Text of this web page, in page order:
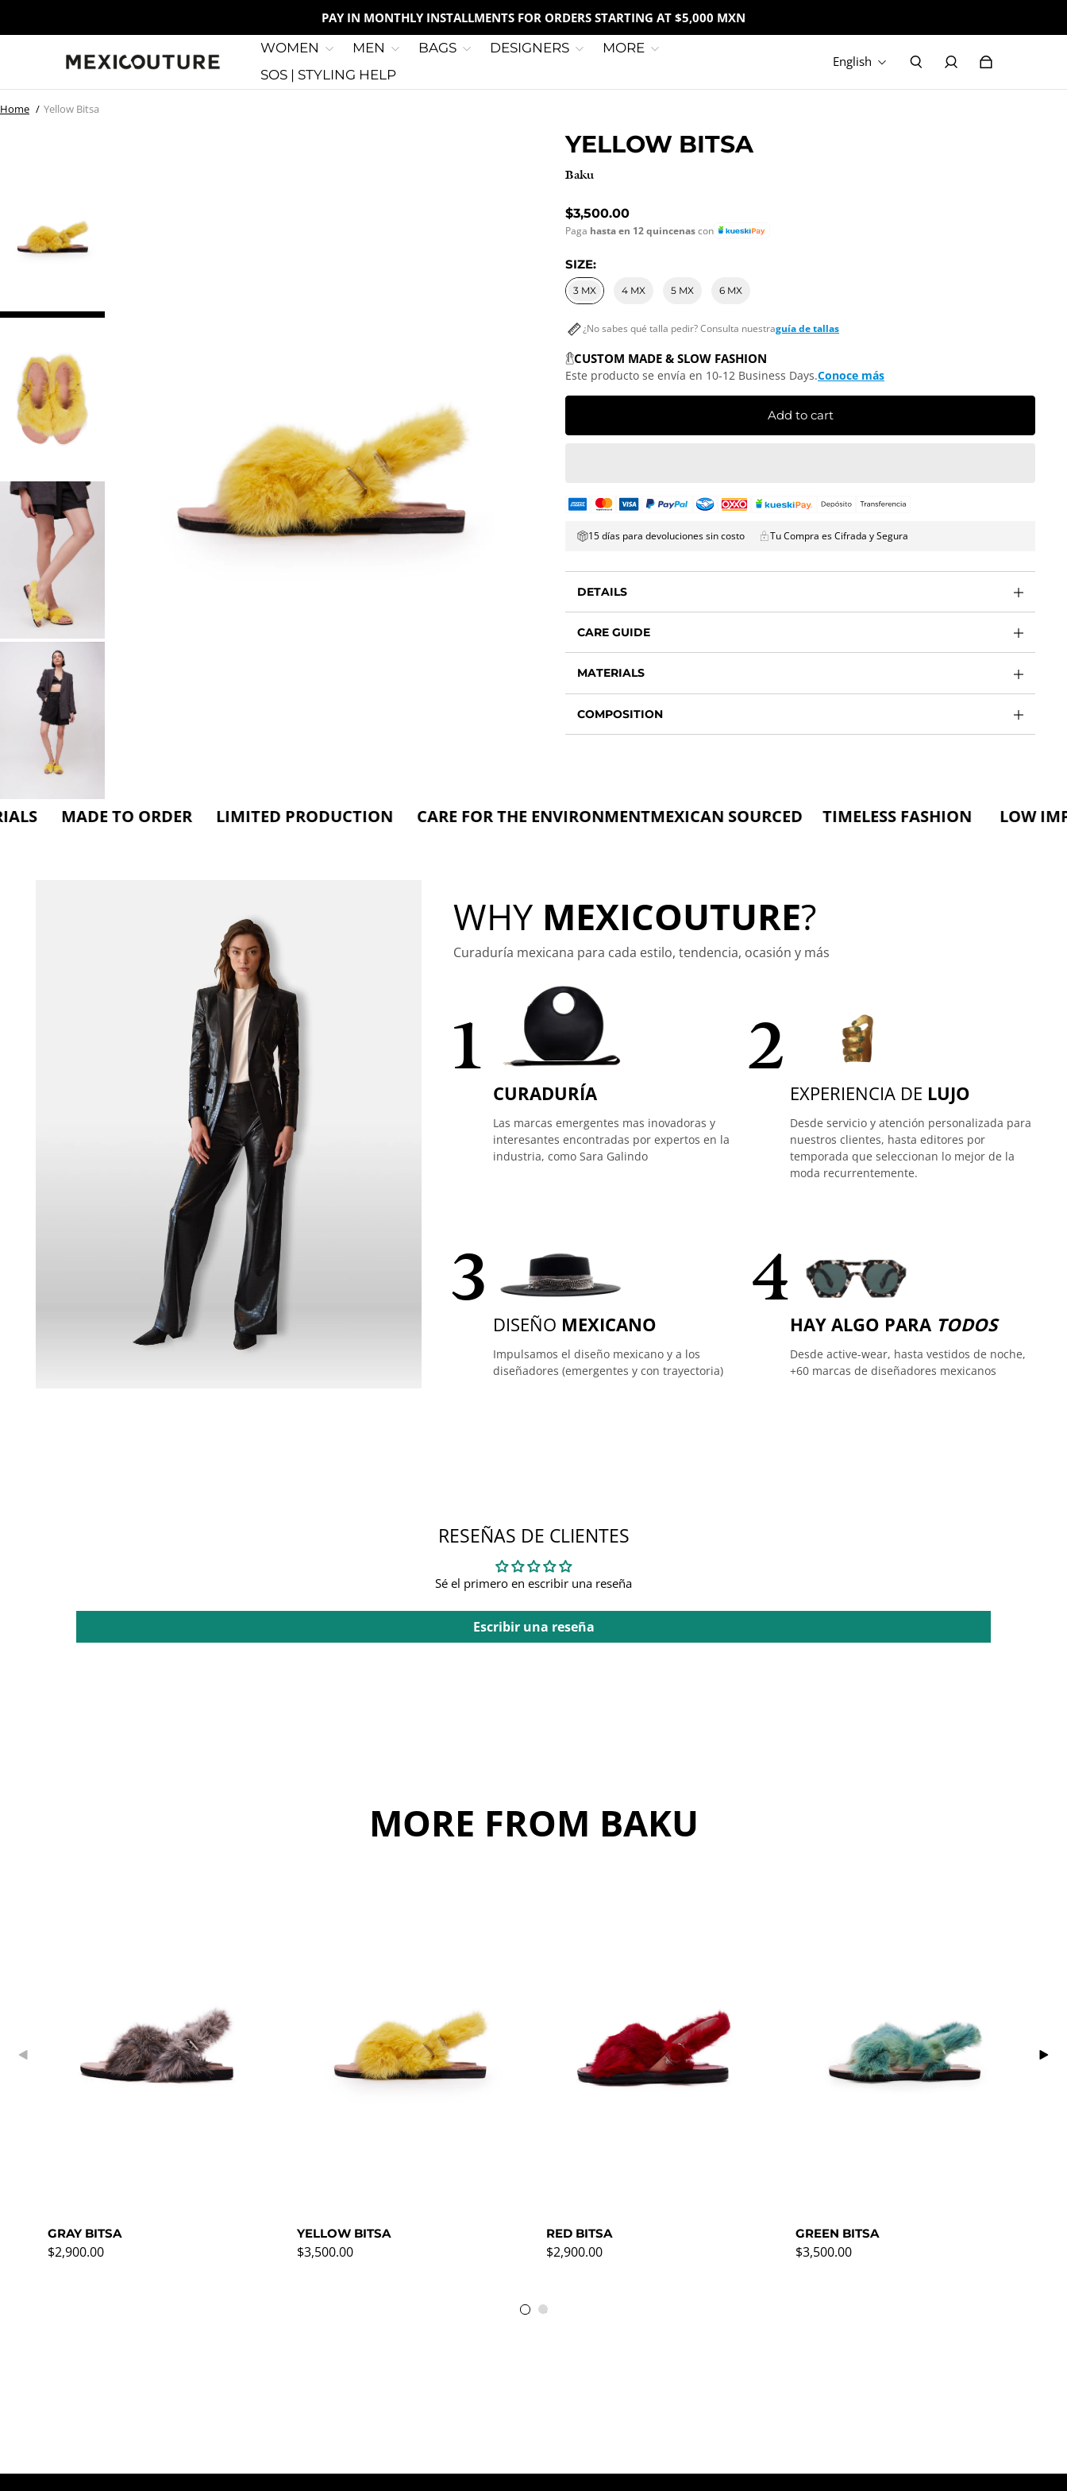
PAY IN MONTHLY INSTALLMENTS FOR ORDERS STARTING AT $5,000 MXN
WOMEN MEN BAGS DESIGNERS
MORE
SOS | STYLING HELP
English
Home Yellow Bitsa
YELLOW BITSA
Baku
Regular price
$3,500.00
Paga hasta en 12 quincenascon
SIZE:
3 MX 4 MX 5 MX 6 MX
¿No sabes qué talla pedir? Consulta nuestraguía de tallas
CUSTOM MADE & SLOW FASHION
Este producto se envía en 10-12 Business Days.Conoce más
Add to cart
15 días para devoluciones sin costo Tu Compra es Cifrada y Segura
DETAILS
CARE GUIDE
MATERIALS
COMPOSITION
TO ORDER LIMITED PRODUCTION CARE FOR THE ENVIRONMENTMEXICAN SOURCED TIMELESS FASHION LOW IMPACT
WHY MEXICOUTURE?
Curaduría mexicana para cada estilo, tendencia, ocasión y más
1
CURADURÍA
Las marcas emergentes mas inovadoras y
interesantes encontradas por expertos en la
industria, como Sara Galindo
2
EXPERIENCIA DE LUJO
Desde servicio y atención personalizada para
nuestros clientes, hasta editores por
temporada que seleccionan lo mejor de la
moda recurrentemente.
3
DISEÑO MEXICANO
Impulsamos el diseño mexicano y a los
diseñadores (emergentes y con trayectoria)
4
HAY ALGO PARA TODOS
Desde active-wear, hasta vestidos de noche,
+60 marcas de diseñadores mexicanos
RESEÑAS DE CLIENTES
Sé el primero en escribir una reseña
Escribir una reseña
MORE FROM BAKU
GRAY BITSA
Regular price
$2,900.00
YELLOW BITSA
Regular price
$3,500.00
RED BITSA
Regular price
$2,900.00
GREEN BITSA
Regular price
$3,500.00